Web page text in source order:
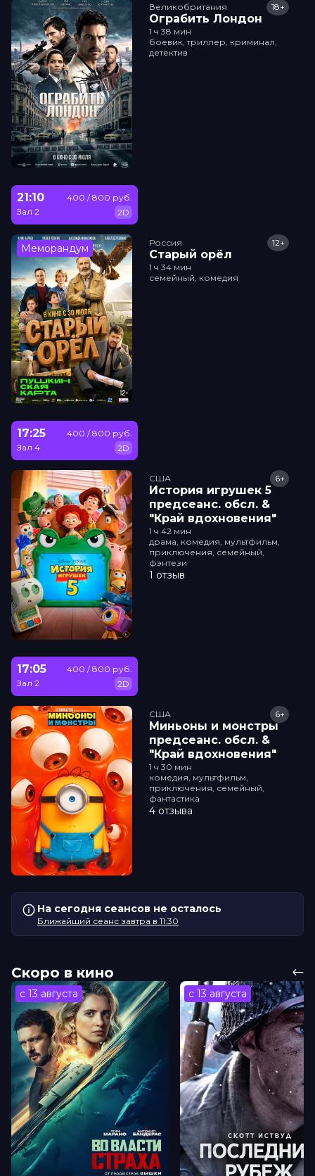
Великобритания
Ограбить Лондон
18+
1 ч 38 мин
боевик, триллер, криминал,
детектив
21:10
Зал 2
400 / 800 руб.
2D
Меморандум Россия
Старый орёл
12+
1 ч 34 мин
семейный, комедия
17:25
Зал 4
400 / 800 руб.
2D
США
История игрушек 5
прeдсeанc. обсл. &
"Край вдохновения"
6+
1 ч 42 мин
драма, комедия, мультфильм,
приключения, семейный,
фэнтези
1 отзыв
17:05
Зал 2
400 / 800 руб.
2D
США
Миньоны и монстры
прeдсeанc. обсл. &
"Край вдохновения"
6+
1 ч 30 мин
комедия, мультфильм,
приключения, семейный,
фантастика
4 отзыва
На сегодня сеансов не осталось
Ближайший сеанс завтра в 11:30
Скоро в кино
с 13 августа с 13 августа